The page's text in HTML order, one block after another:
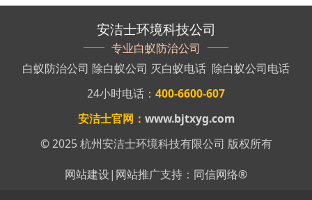
建湖白蚁防治
淮安白蚁防治
安洁士环境科技公司
专业白蚁防治公司
白蚁防治公司 除白蚁公司 灭白蚁电话 除白蚁公司电话
24小时电话： 400-6600-607
安洁士官网： www.bjtxyg.com
© 2025 杭州安洁士环境科技有限公司 版权所有
网站建设| 网站推广支持： 同信网络®